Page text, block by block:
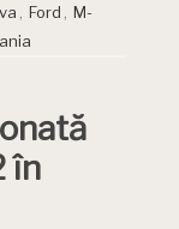
Ford
M-
în